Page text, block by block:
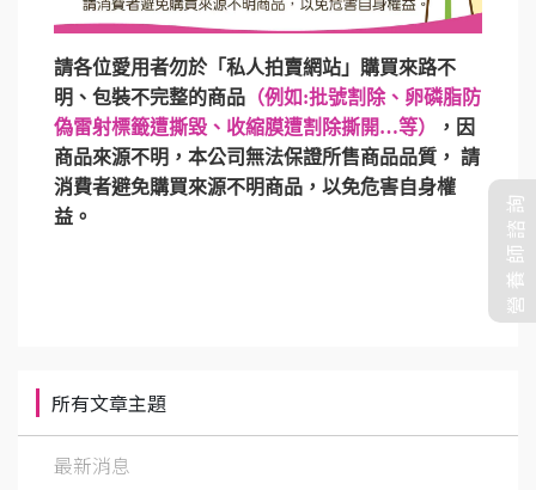
請各位愛用者勿於「私人拍賣網站」購買來路不
明、包裝不完整的商品 （例如:批號割除、卵磷脂防
偽雷射標籤遭撕毀、收縮膜遭割除撕開…等）
，因
商品來源不明，本公司無法保證所售商品品質， 請
消費者避免購買來源不明商品，以免危害自身權
益。
所有文章主題
最新消息
營養師諮詢